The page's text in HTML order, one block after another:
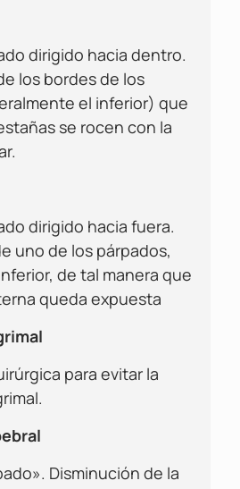
dirigido hacia dentro.
los bordes de los
el inferior) que
se rocen con la
dirigido hacia fuera.
uno de los párpados,
de tal manera que
queda expuesta
para evitar la
Disminución de la